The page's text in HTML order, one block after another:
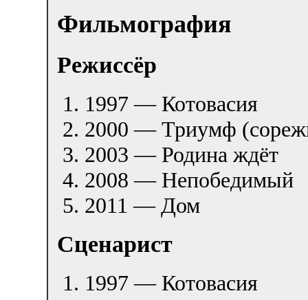
Фильмография
Режиссёр
1997 — Котовасия
2000 — Триумф
2003 — Родина ждёт
2008 — Непобедимый
2011 — Дом
Сценарист
1997 — Котовасия